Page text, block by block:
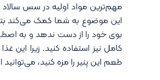
مهم‌ترین مواد اولیه در سس سالاد
این موضوع به شما کمک می‌کند
بوی خود را از دست ندهد و به
کامل نیز استفاده کنید. زیرا این
طعم این پنیر را مزه کنید، می‌توانید